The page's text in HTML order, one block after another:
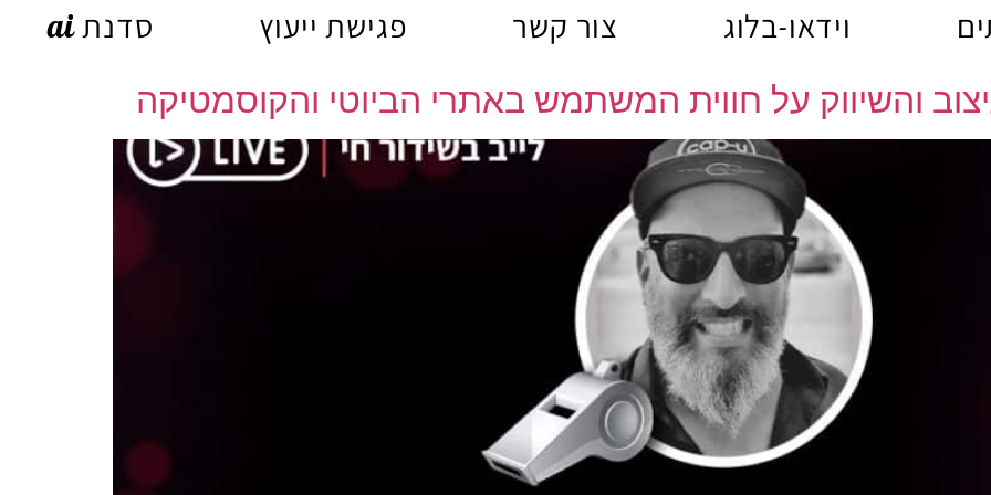
וידאו-בלוג צור קשר פגישת ייעוץ סדנת ai
והשיווק על חווית המשתמש באתרי הביוטי והקוסמטיקה